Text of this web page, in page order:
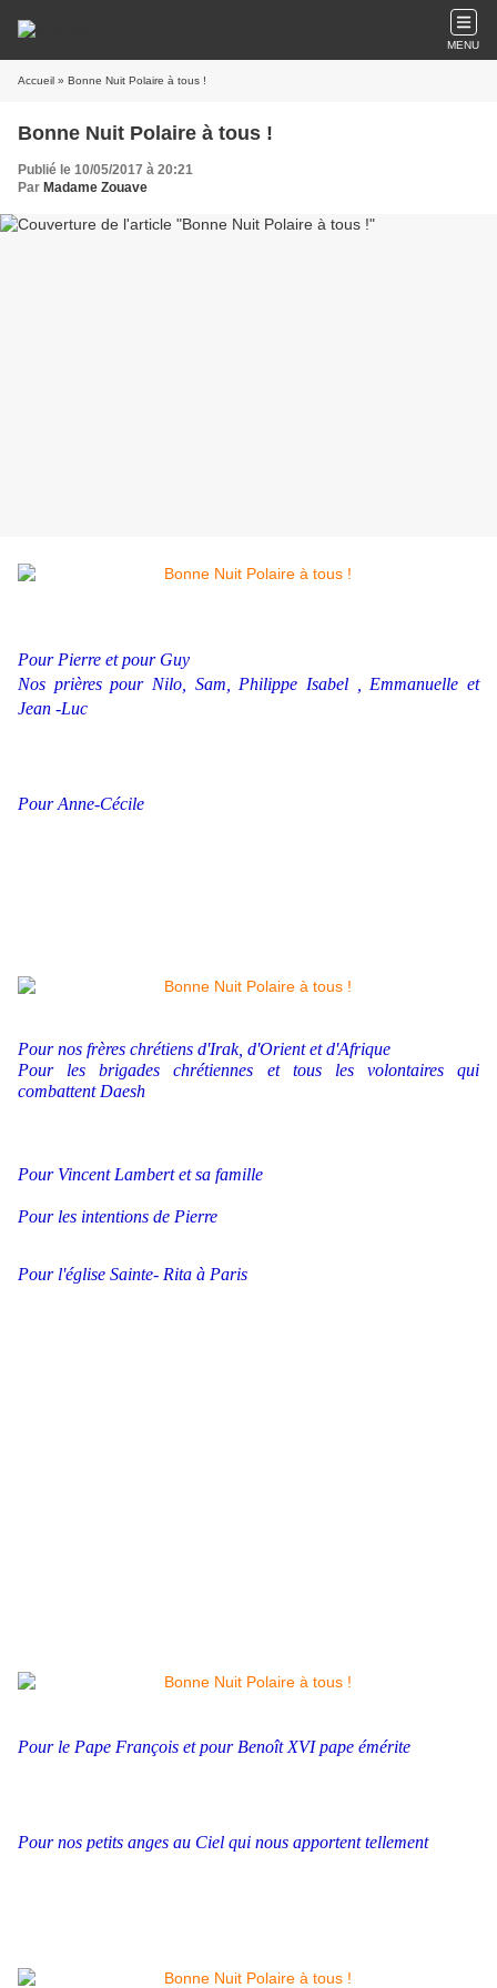
MENU
Accueil » Bonne Nuit Polaire à tous !
Bonne Nuit Polaire à tous !
Publié le 10/05/2017 à 20:21
Par Madame Zouave
Pour Pierre et pour Guy
Nos prières pour Nilo, Sam, Philippe Isabel , Emmanuelle et
Jean -Luc
Pour Anne-Cécile
Pour nos frères chrétiens d'Irak, d'Orient et d'Afrique
Pour les brigades chrétiennes et tous les volontaires qui
combattent Daesh
Pour Vincent Lambert et sa famille
Pour les intentions de Pierre
Pour l'église Sainte- Rita à Paris
Pour le Pape François et pour Benoît XVI pape émérite
Pour nos petits anges au Ciel qui nous apportent tellement